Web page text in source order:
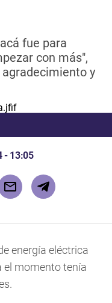
fue para
con más",
y
- 13:05
energía eléctrica
el momento tenía